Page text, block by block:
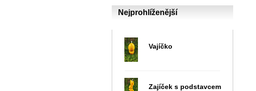
Nejprohlíženější
Vajíčko
Zajíček s podstavcem